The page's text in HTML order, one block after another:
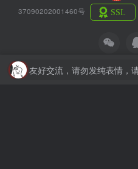
37090202001460号